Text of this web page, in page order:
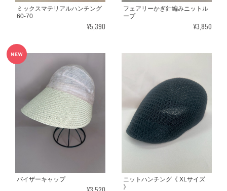
ミックスマテリアルハンチング
60-70
¥5,390
フェアリーかぎ針編みニットル
ープ
¥3,850
バイザーキャップ
ニットハンチング《 XLサイズ
》